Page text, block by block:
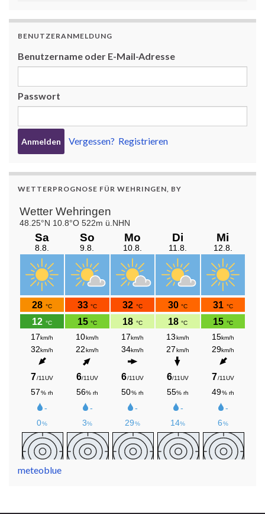
BENUTZERANMELDUNG
Benutzername oder E-Mail-Adresse
Passwort
Vergessen? Registrieren
WETTERPROGNOSE FÜR WEHRINGEN, BY
meteoblue